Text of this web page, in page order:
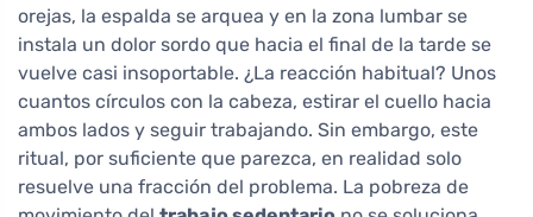
orejas, la espalda se arquea y en la zona lumbar se
instala un dolor sordo que hacia el final de la tarde se
vuelve casi insoportable. ¿La reacción habitual? Unos
cuantos círculos con la cabeza, estirar el cuello hacia
ambos lados y seguir trabajando. Sin embargo, este
ritual, por suficiente que parezca, en realidad solo
resuelve una fracción del problema. La pobreza de